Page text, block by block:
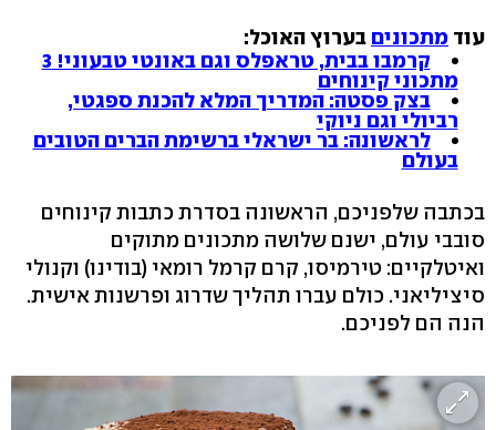
עוד מתכונים בערוץ האוכל:
קרמבו בבית, טראפלס וגם באונטי טבעוני! 3
מתכוני קינוחים
בצק פסטה: המדריך המלא להכנת ספגטי,
רביולי וגם ניוקי
לראשונה: בר ישראלי ברשימת הברים הטובים
בעולם
בכתבה שלפניכם, הראשונה בסדרת כתבות קינוחים
סובבי עולם, ישנם שלושה מתכונים מתוקים
ואיטלקיים: טירמיסו, קרם קרמל רומאי (בודינו) וקנולי
סיציליאני. כולם עברו תהליך שדרוג ופרשנות אישית.
הנה הם לפניכם.